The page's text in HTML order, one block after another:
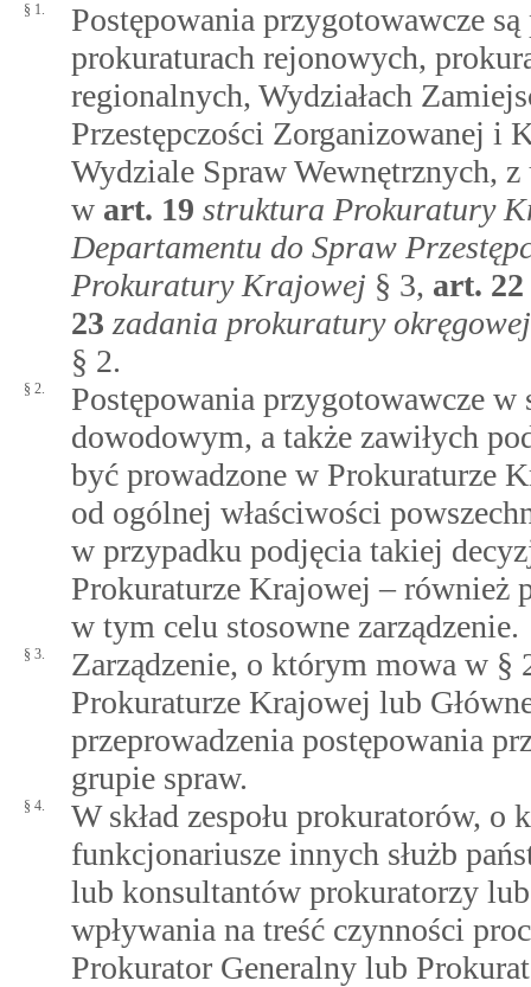
§ 1.
Postępowania przygotowawcze
prokuraturach rejonowych,
regionalnych, Wydziałach
Przestępczości Zorganizowanej
Wydziale Spraw Wewnętrznych,
w art. 19 struktura Prokuratury
Departamentu do Spraw
Prokuratury Krajowej § 3, art. 22
23 zadania prokuratury okręgowej
§ 2.
§ 2.
Postępowania przygotowawcze
dowodowym, a także zawiłych
być prowadzone w Prokuraturze
od ogólnej właściwości
w przypadku podjęcia takiej
Prokuraturze Krajowej – również
w tym celu stosowne zarządzenie.
§ 3.
Zarządzenie, o którym mowa w §
Prokuraturze Krajowej lub
przeprowadzenia postępowania
grupie spraw.
§ 4.
W skład zespołu prokuratorów,
funkcjonariusze innych służb
lub konsultantów prokuratorzy
wpływania na treść czynności
Prokurator Generalny lub